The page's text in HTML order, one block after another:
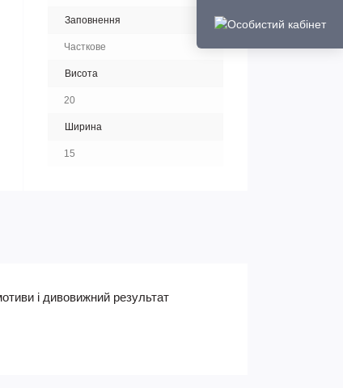
Заповнення
Часткове
Висота
20
Ширина
15
і дивовижний результат